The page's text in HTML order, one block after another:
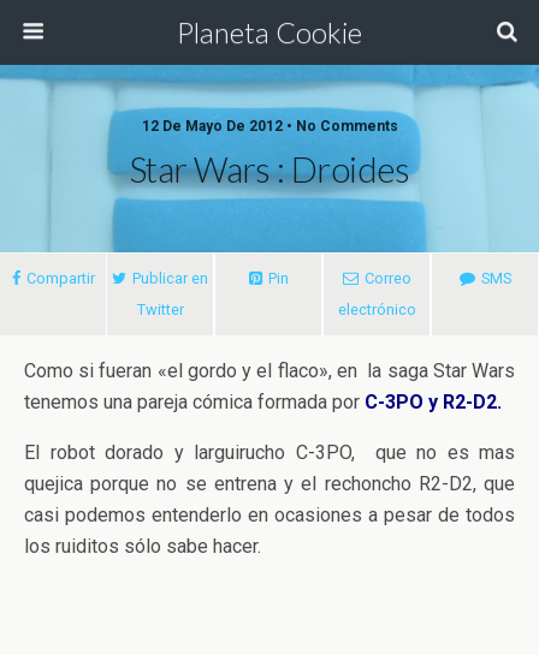
Planeta Cookie
12 De Mayo De 2012 • No Comments
Star Wars : Droides
Compartir
Publicar en
Twitter
Pin
Correo
electrónico
SMS
Como si fueran «el gordo y el flaco», en la saga Star Wars
tenemos una pareja cómica formada por C-3PO y R2-D2.
El robot dorado y larguirucho C-3PO, que no es mas
quejica porque no se entrena y el rechoncho R2-D2, que
casi podemos entenderlo en ocasiones a pesar de todos
los ruiditos sólo sabe hacer.